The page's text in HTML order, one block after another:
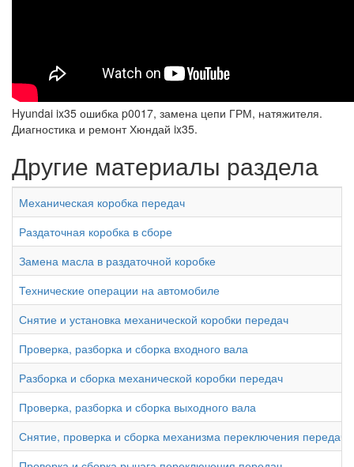
Hyundai ix35 ошибка p0017, замена цепи ГРМ, натяжителя.
Диагностика и ремонт Хюндай ix35.
Другие материалы раздела
Механическая коробка передач
Раздаточная коробка в сборе
Замена масла в раздаточной коробке
Технические операции на автомобиле
Снятие и установка механической коробки передач
Проверка, разборка и сборка входного вала
Разборка и сборка механической коробки передач
Проверка, разборка и сборка выходного вала
Снятие, проверка и сборка механизма переключения